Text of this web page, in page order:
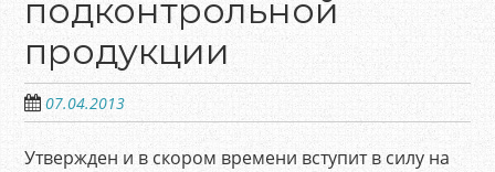
подконтрольной
продукции
07.04.2013
Утвержден и в скором времени вступит в силу на